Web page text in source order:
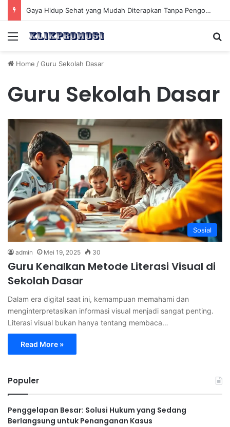
Gaya Hidup Sehat yang Mudah Diterapkan Tanpa Pengorbanan Ekstrem dan Konsisten
Menu
Home /Guru Sekolah Dasar
Guru Sekolah Dasar
Sosial
admin Mei 19, 2025 30
Guru Kenalkan Metode Literasi Visual di
Sekolah Dasar
Dalam era digital saat ini, kemampuan memahami dan
menginterpretasikan informasi visual menjadi sangat penting.
Literasi visual bukan hanya tentang membaca…
Read More »
Populer
Penggelapan Besar: Solusi Hukum yang Sedang
Berlangsung untuk Penanganan Kasus